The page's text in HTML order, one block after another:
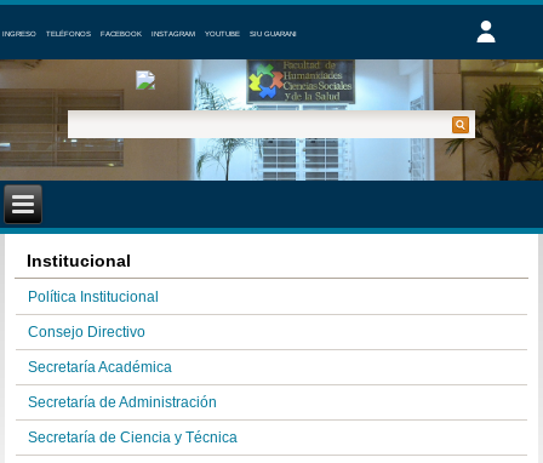
INGRESO TELÉFONOS FACEBOOK INSTAGRAM YOUTUBE SIU GUARANI
Institucional
Política Institucional
Consejo Directivo
Secretaría Académica
Secretaría de Administración
Secretaría de Ciencia y Técnica